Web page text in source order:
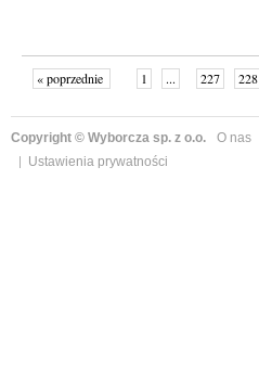
« poprzednie 1 ... 227 228
Copyright © Wyborcza sp. z o.o. O nas
Ustawienia prywatności